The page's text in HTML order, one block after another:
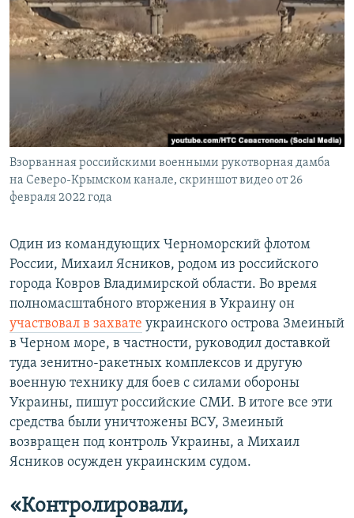
Взорванная российскими военными рукотворная дамба
на Северо-Крымском канале, скриншот видео от 26
февраля 2022 года
Один из командующих Черноморский флотом
России, Михаил Ясников, родом из российского
города Ковров Владимирской области. Во время
полномасштабного вторжения в Украину он
участвовал в захвате украинского острова Змеиный
в Черном море, в частности, руководил доставкой
туда зенитно-ракетных комплексов и другую
военную технику для боев с силами обороны
Украины, пишут российские СМИ. В итоге все эти
средства были уничтожены ВСУ, Змеиный
возвращен под контроль Украины, а Михаил
Ясников осужден украинским судом.
«Контролировали,